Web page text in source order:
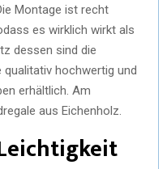
Montage ist recht
es wirklich wirkt als
dessen sind die
qualitativ hochwertig und
erhältlich. Am
aus Eichenholz.